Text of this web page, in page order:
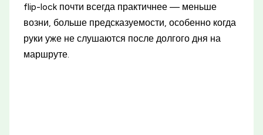
flip-lock почти всегда практичнее — меньше
возни, больше предсказуемости, особенно когда
руки уже не слушаются после долгого дня на
маршруте.